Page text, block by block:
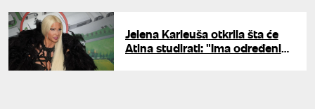
Jelena Karleuša otkrila šta će
Atina studirati: "Ima određeni